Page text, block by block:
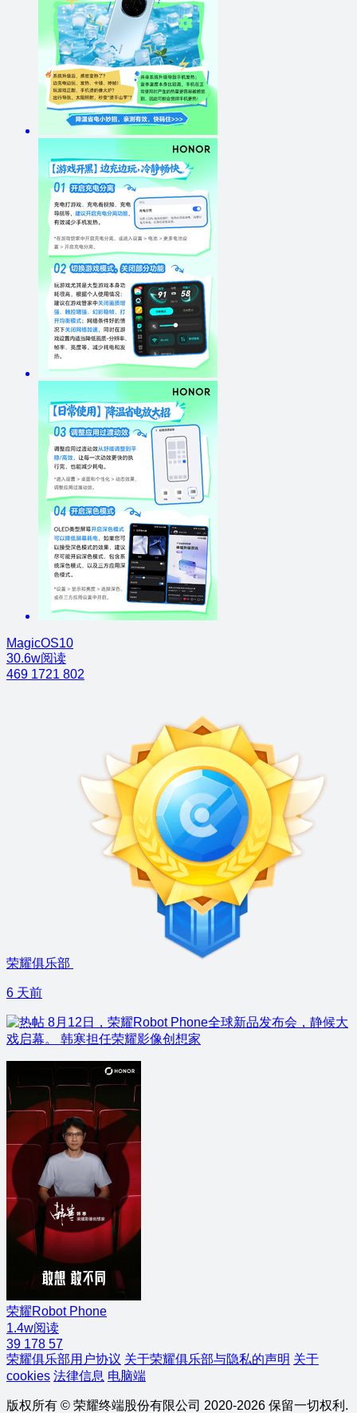
MagicOS10
30.6w阅读
469 1721 802
荣耀俱乐部
6 天前
8月12日，荣耀Robot Phone全球新品发布会，静候大
戏启幕。 韩寒担任荣耀影像创想家
荣耀Robot Phone
1.4w阅读
39 178 57
荣耀俱乐部用户协议 关于荣耀俱乐部与隐私的声明 关于
cookies 法律信息 电脑端
版权所有 © 荣耀终端股份有限公司 2020-2026 保留一切权利.